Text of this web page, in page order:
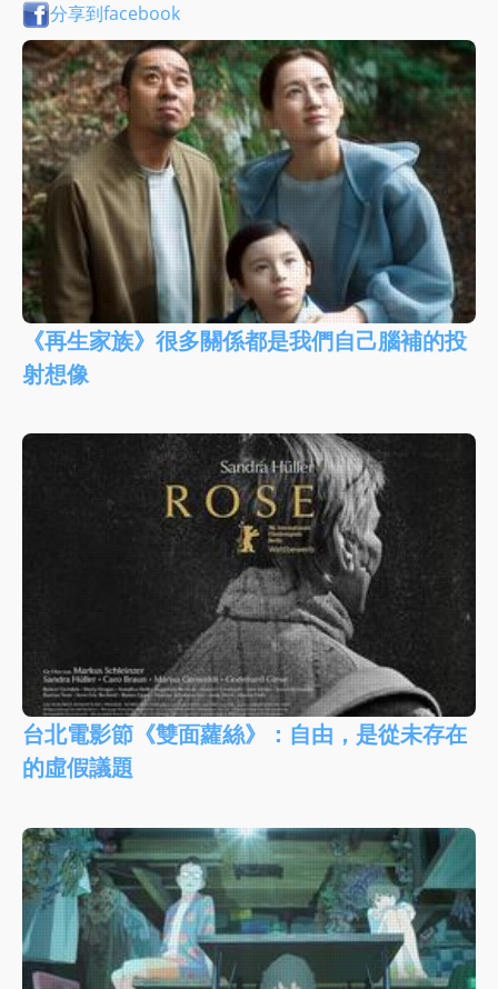
分享到facebook
《再生家族》很多關係都是我們自己腦補的投
射想像
台北電影節《雙面蘿絲》：自由，是從未存在
的虛假議題